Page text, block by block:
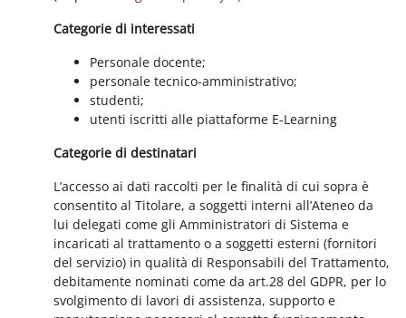
Categorie di interessati
Personale docente;
personale tecnico-amministrativo;
studenti;
utenti iscritti alle piattaforme E-Learning
Categorie di destinatari
L’accesso ai dati raccolti per le finalità di cui sopra è
consentito al Titolare, a soggetti interni all’Ateneo da
lui delegati come gli Amministratori di Sistema e
incaricati al trattamento o a soggetti esterni (fornitori
del servizio) in qualità di Responsabili del Trattamento,
debitamente nominati come da art.28 del GDPR, per lo
svolgimento di lavori di assistenza, supporto e